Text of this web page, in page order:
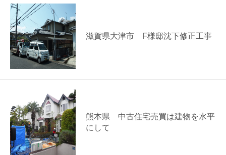
滋賀県大津市 F様邸沈下修正工事
熊本県 中古住宅売買は建物を水平
にして